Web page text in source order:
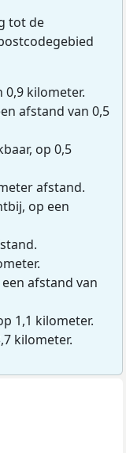
tot de
kilometer.
afstand van 0,5
op 0,5
afstand.
op een
afstand van
1,1 kilometer.
kilometer.